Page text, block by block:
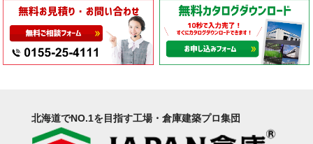
北海道でNO.1を目指す工場・倉庫建築プロ集団